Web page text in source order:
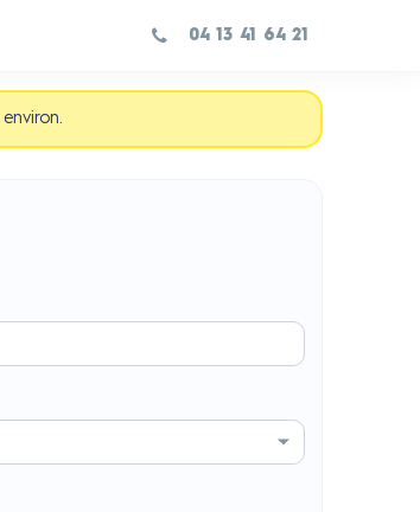
04 13 41 64 21